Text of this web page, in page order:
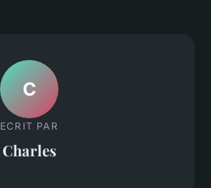
C
ECRIT PAR
Charles